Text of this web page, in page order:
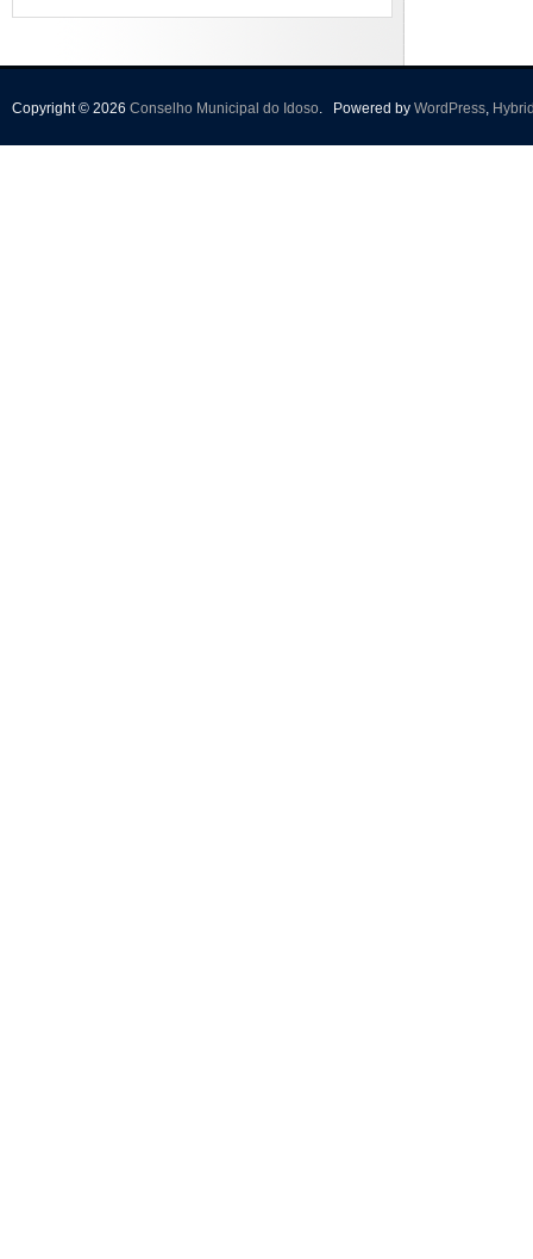
Copyright © 2026 Conselho Municipal do Idoso. Powered by WordPress,